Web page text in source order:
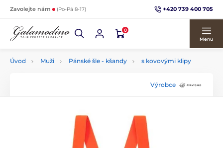
Zavolejte nám (Po-Pá 8-17) +420 739 400 705
0
Menu
Úvod Muži Pánské šle - kšandy s kovovými klipy
Výrobce